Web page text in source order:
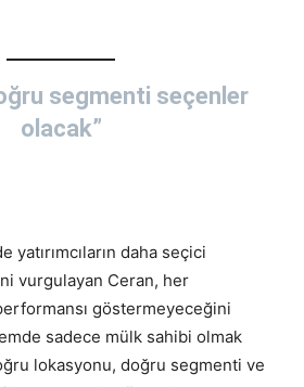
segmenti seçenler
olacak”
yatırımcıların daha seçici
vurgulayan Ceran, her
göstermeyeceğini
sadece mülk sahibi olmak
lokasyonu, doğru segmenti ve